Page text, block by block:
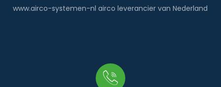
www.airco-systemen-nl airco leverancier van Nederland